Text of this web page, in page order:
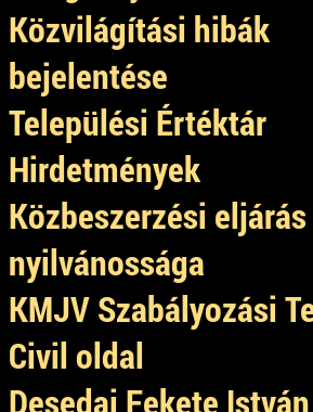
Közvilágítási hibák
bejelentése
Települési Értéktár
Hirdetmények
Közbeszerzési eljárás
nyilvánossága
KMJV Szabályozási
Civil oldal
Desedai Fekete István